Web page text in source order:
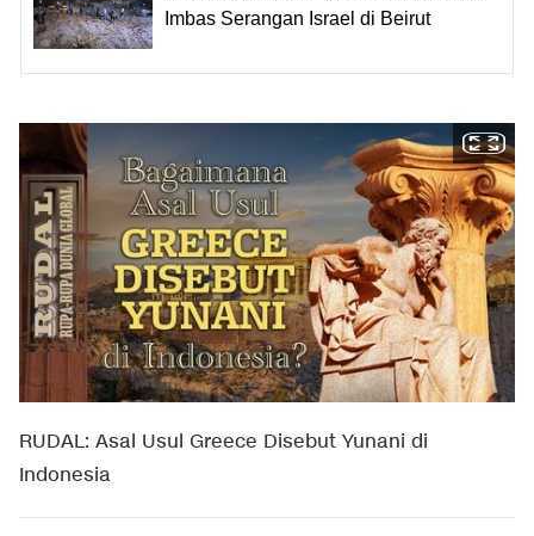
Imbas Serangan Israel di Beirut
RUDAL: Asal Usul Greece Disebut Yunani di
Indonesia